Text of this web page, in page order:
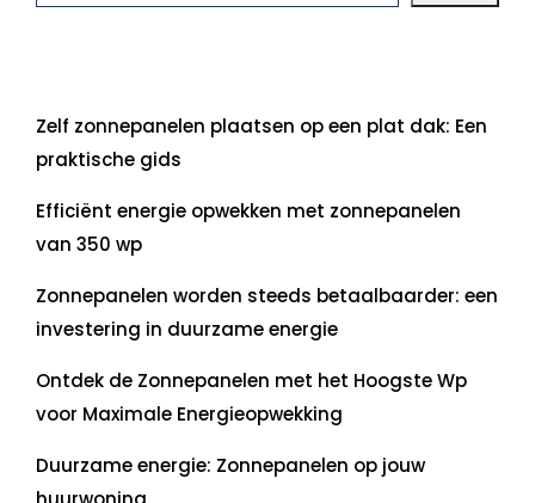
Zelf zonnepanelen plaatsen op een plat dak: Een
praktische gids
Efficiënt energie opwekken met zonnepanelen
van 350 wp
Zonnepanelen worden steeds betaalbaarder: een
investering in duurzame energie
Ontdek de Zonnepanelen met het Hoogste Wp
voor Maximale Energieopwekking
Duurzame energie: Zonnepanelen op jouw